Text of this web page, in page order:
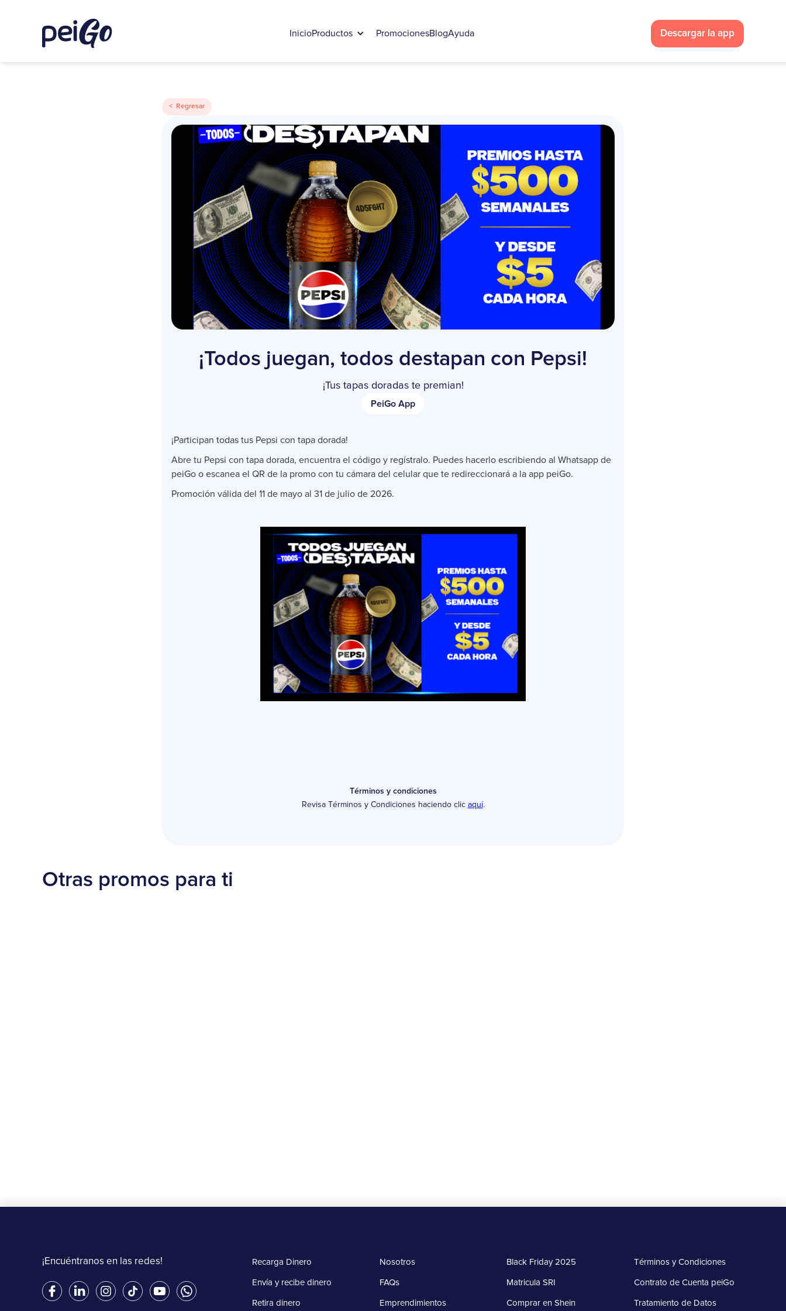
InicioProductos PromocionesBlogAyuda Descargar la app
< Regresar
¡Todos juegan, todos destapan con Pepsi!
¡Tus tapas doradas te premian!
PeiGo App
¡Participan todas tus Pepsi con tapa dorada!
Abre tu Pepsi con tapa dorada, encuentra el código y regístralo. Puedes hacerlo escribiendo al Whatsapp de
peiGo o escanea el QR de la promo con tu cámara del celular que te redireccionará a la app peiGo.
Promoción válida del 11 de mayo al 31 de julio de 2026.
Términos y condiciones
Revisa Términos y Condiciones haciendo clic aquí.
Otras promos para ti
¡Encuéntranos en las redes! Recarga Dinero
Envía y recibe dinero
Retira dinero
Nosotros
FAQs
Emprendimientos
Black Friday 2025
Matricula SRI
Comprar en Shein
Términos y Condiciones
Contrato de Cuenta peiGo
Tratamiento de Datos